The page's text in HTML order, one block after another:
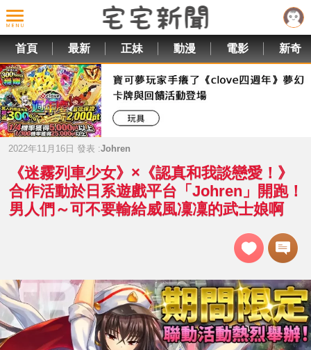
首頁 最新 正妹 動漫 電影 新奇
2022年11月16日 發表 :Johren
《迷霧列車少女》×《認真和我談戀愛！》
合作活動於日系遊戲平台「Johren」開跑！
男人們～可不要輸給威風凜凜的武士娘啊